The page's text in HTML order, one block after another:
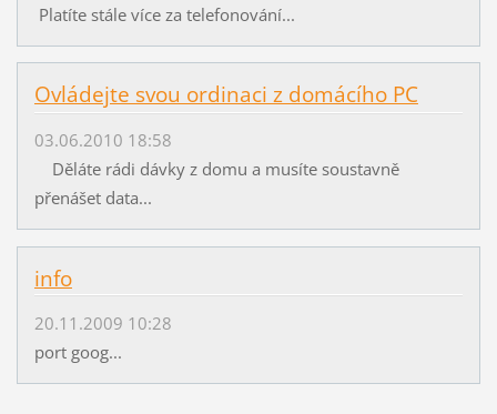
Platíte stále více za telefonování...
Ovládejte svou ordinaci z domácího PC
03.06.2010 18:58
Děláte rádi dávky z domu a musíte soustavně
přenášet data...
info
20.11.2009 10:28
port goog...